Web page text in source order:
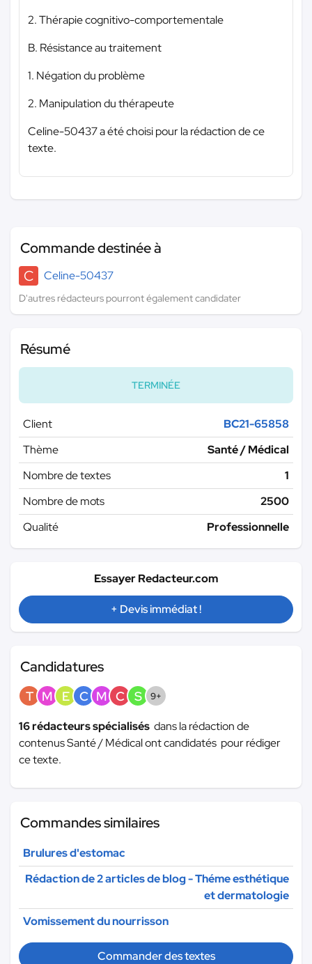
2. Thérapie cognitivo-comportementale
B. Résistance au traitement
1. Négation du problème
2. Manipulation du thérapeute
Celine-50437 a été choisi pour la rédaction de ce
texte.
Commande destinée à
C
Celine-50437
D'autres rédacteurs pourront également candidater
Résumé
TERMINÉE
Client
BC21-65858
Thème
Santé / Médical
Nombre de textes
1
Nombre de mots
2500
Qualité
Professionnelle
Essayer Redacteur.com
+ Devis immédiat !
Candidatures
T M E C M C S 9+
16 rédacteurs spécialisés dans la rédaction de
contenus Santé / Médical ont candidatés pour rédiger
ce texte.
Commandes similaires
Brulures d'estomac
Rédaction de 2 articles de blog - Théme esthétique
et dermatologie
Vomissement du nourrisson
Commander des textes